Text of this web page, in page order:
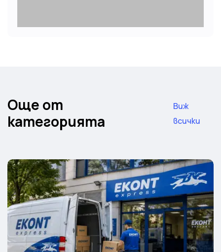
Още от
категорията
Виж
всички